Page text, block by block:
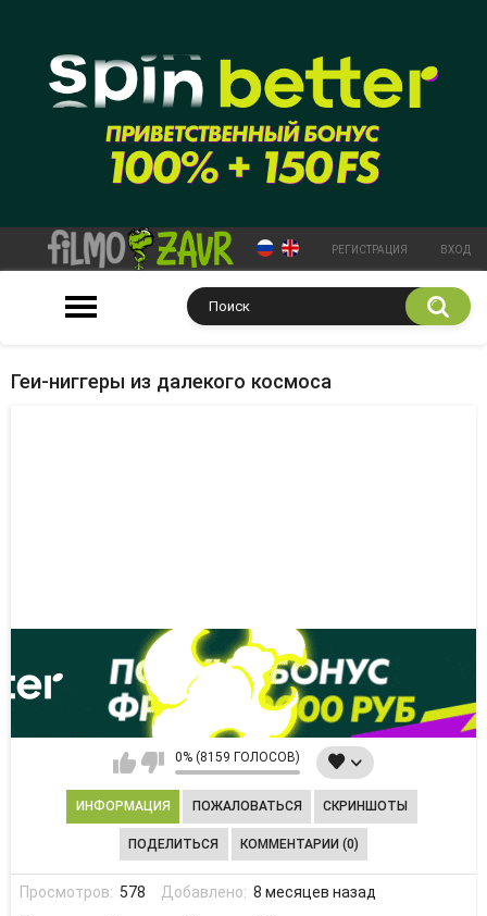
РЕГИСТРАЦИЯ ВХОД
Геи-ниггеры из далекого космоса
0% (8159 ГОЛОСОВ)
ИНФОРМАЦИЯ ПОЖАЛОВАТЬСЯ СКРИНШОТЫ
ПОДЕЛИТЬСЯ КОММЕНТАРИИ (0)
Просмотров: 578 Добавлено: 8 месяцев назад